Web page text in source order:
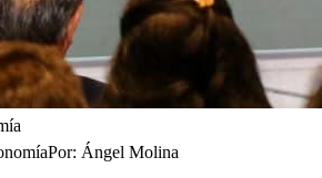
Por: Ángel Molina